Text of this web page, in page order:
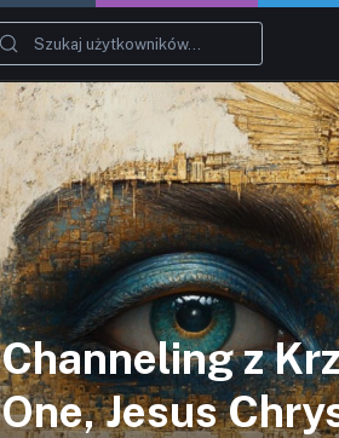
Channeling z
One, Jesus